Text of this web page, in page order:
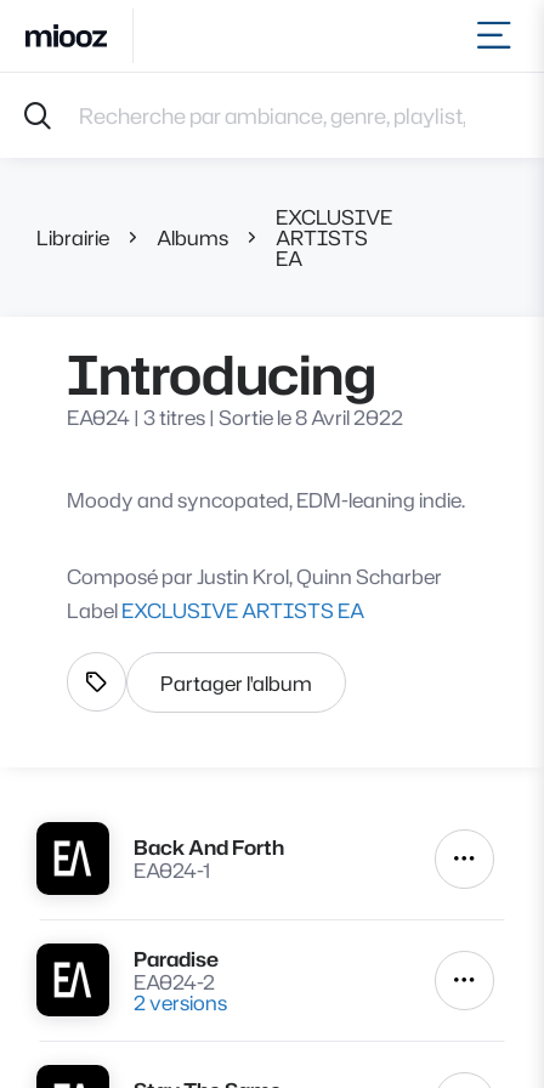
Accueil
Musiques
Playlists
Librairie Albums
EXCLUSIVE
ARTISTS
EA
Introducing
EA024| 3 titres| Sortie le 8 Avril 2022
Moody and syncopated, EDM-leaning indie.
Composé parJustin Krol, Quinn Scharber
LabelEXCLUSIVE ARTISTS EA
Afficher les tags
Partager l'album
Lire
Back And Forth
EA024-1
Autres
Lire
Paradise
EA024-2
2 versions Autres